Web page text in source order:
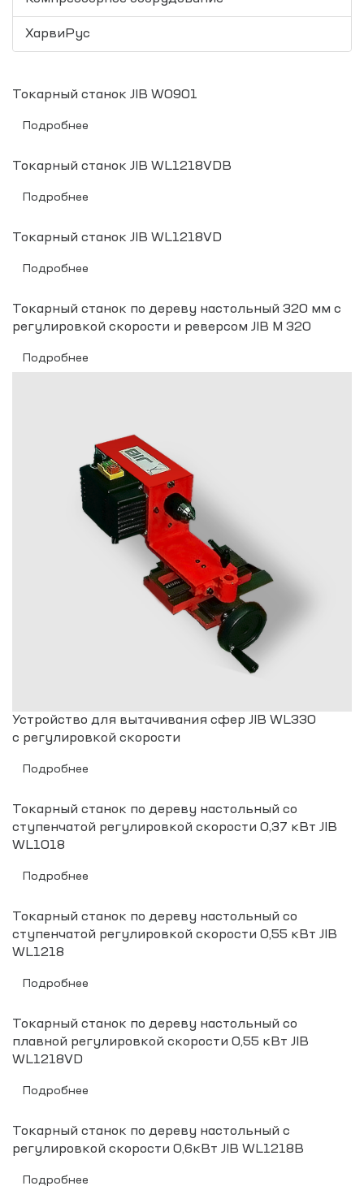
ХарвиРус
Токарный станок JIB W0901
Подробнее
Токарный станок JIB WL1218VDB
Подробнее
Токарный станок JIB WL1218VD
Подробнее
Токарный станок по дереву настольный 320 мм с
регулировкой скорости и реверсом JIB M 320
Подробнее
Устройство для вытачивания сфер JIB WL330
с регулировкой скорости
Подробнее
Токарный станок по дереву настольный со
ступенчатой регулировкой скорости 0,37 кВт JIB
WL1018
Подробнее
Токарный станок по дереву настольный со
ступенчатой регулировкой скорости 0,55 кВт JIB
WL1218
Подробнее
Токарный станок по дереву настольный со
плавной регулировкой скорости 0,55 кВт JIB
WL1218VD
Подробнее
Токарный станок по дереву настольный с
регулировкой скорости 0,6кВт JIB WL1218B
Подробнее